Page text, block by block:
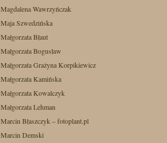
Magdalena Wawrzyńczak
Maja Szwedzińska
Małgorzata Błaut
Małgorzata Bogusław
Małgorzata Grażyna Korpikiewicz
Małgorzata Kamińska
Małgorzata Kowalczyk
Małgorzata Lehman
Marcin Błaszczyk – fotoplant.pl
Marcin Demski